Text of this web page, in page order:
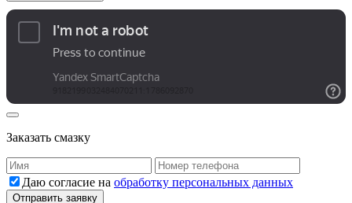
Заказать смазку
Даю согласие на обработку персональных данных